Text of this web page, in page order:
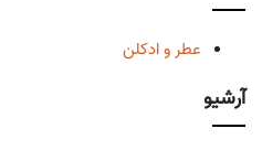
عطر و ادکلن
آرشیو